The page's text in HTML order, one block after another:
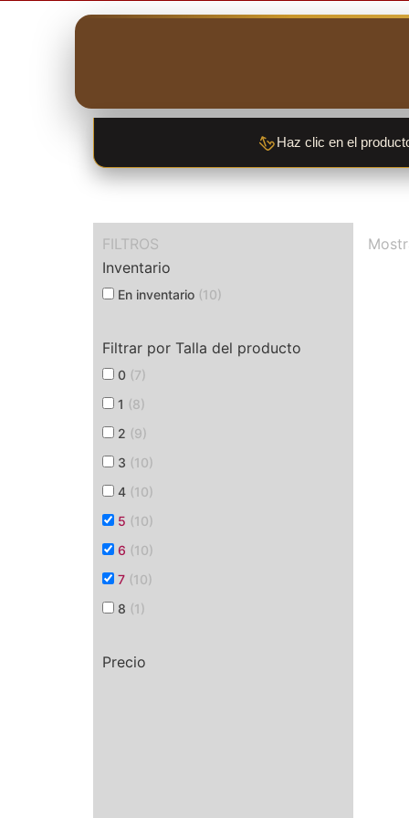
Haz clic en el
FILTROS
Inventario
En inventario (10)
Filtrar por Talla del producto
0 (7)
1 (8)
2 (9)
3 (10)
4 (10)
5 (10)
6 (10)
7 (10)
8 (1)
Precio